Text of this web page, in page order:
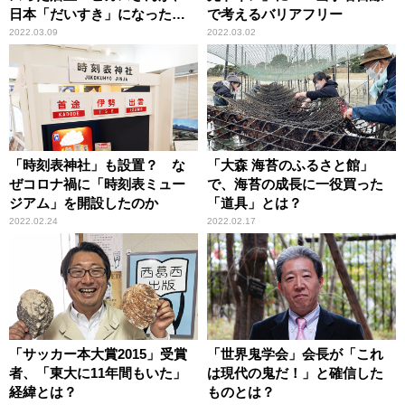
日本「だいすき」になった原
点
2022.03.09
で考えるバリアフリー
2022.03.02
「時刻表神社」も設置？ な
ぜコロナ禍に「時刻表ミュー
ジアム」を開設したのか
2022.02.24
「大森 海苔のふるさと館」
で、海苔の成長に一役買った
「道具」とは？
2022.02.17
「サッカー本大賞2015」受賞
者、「東大に11年間もいた」
経緯とは？
「世界鬼学会」会長が「これ
は現代の鬼だ！」と確信した
ものとは？